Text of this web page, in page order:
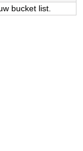
bucket list.